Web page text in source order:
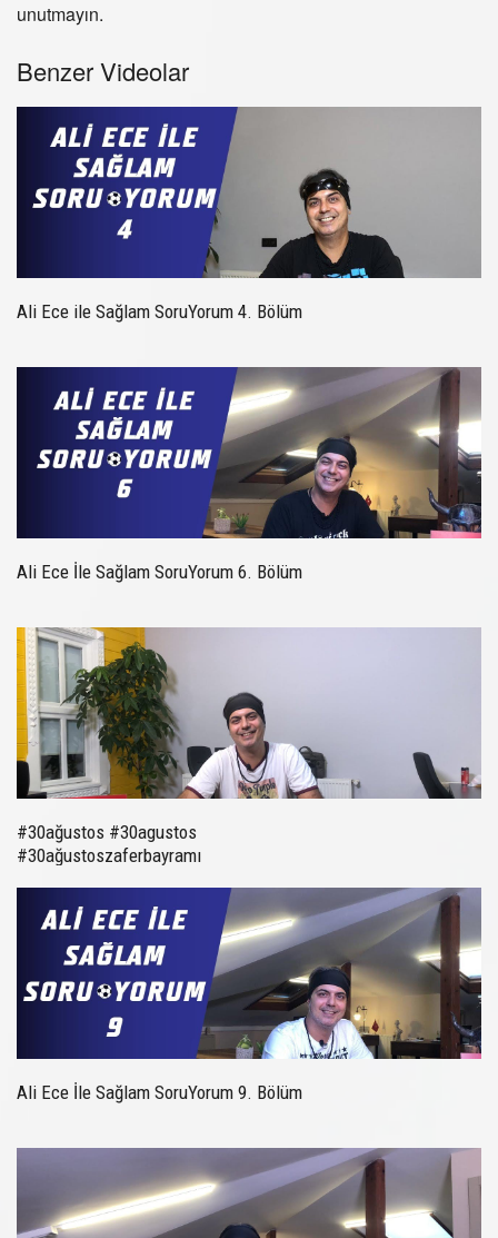
unutmayın.
Benzer Videolar
Ali Ece ile Sağlam SoruYorum 4. Bölüm
Ali Ece İle Sağlam SoruYorum 6. Bölüm
#30ağustos #30agustos
#30ağustoszaferbayramı
Ali Ece İle Sağlam SoruYorum 9. Bölüm